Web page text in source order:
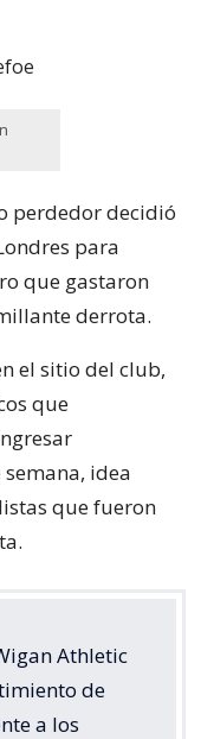
perdedor decidió
para
que gastaron
derrota.
el sitio del club,
que
idea
que fueron
Athletic
de
a los